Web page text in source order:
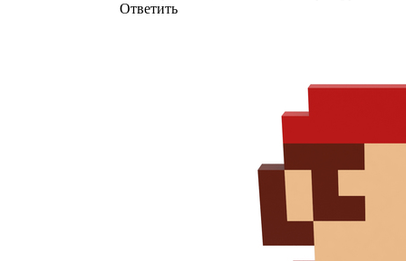
Ответить